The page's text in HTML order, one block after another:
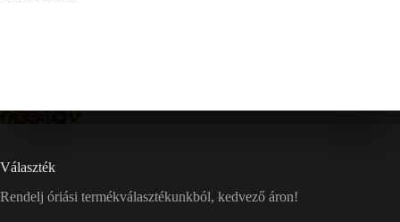
Választék
Rendelj óriási termékválasztékunkból, kedvező áron!